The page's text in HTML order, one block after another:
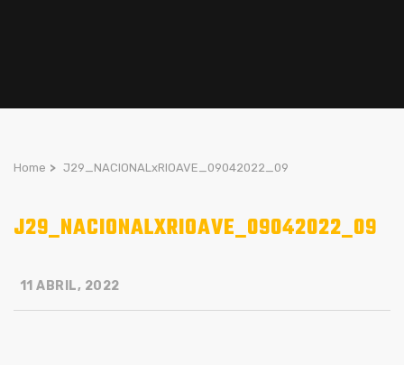
Home > J29_NACIONALxRIOAVE_09042022_09
J29_NACIONALXRIOAVE_09042022_09
11 ABRIL, 2022